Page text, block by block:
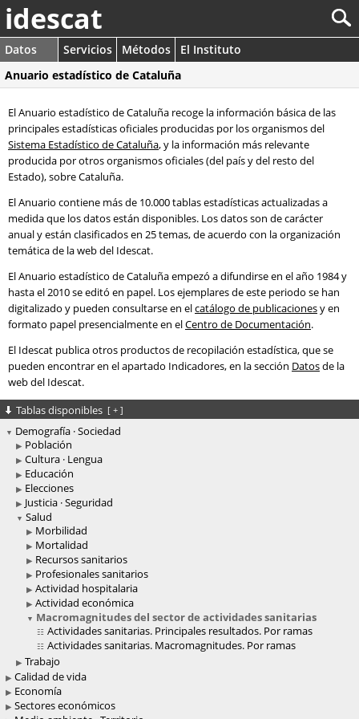
idescat
Datos Servicios Métodos
El Instituto
Anuario estadístico de Cataluña
El Anuario estadístico de Cataluña recoge la información básica de las
principales estadísticas oficiales producidas por los organismos del
Sistema Estadístico de Cataluña, y la información más relevante
producida por otros organismos oficiales (del país y del resto del
Estado), sobre Cataluña.
El Anuario contiene más de 10.000 tablas estadísticas actualizadas a
medida que los datos están disponibles. Los datos son de carácter
anual y están clasificados en 25 temas, de acuerdo con la organización
temática de la web del Idescat.
El Anuario estadístico de Cataluña empezó a difundirse en el año 1984 y
hasta el 2010 se editó en papel. Los ejemplares de este periodo se han
digitalizado y pueden consultarse en elcatálogo de publicacionesy en
formato papel presencialmente en elCentro de Documentación.
El Idescat publica otros productos de recopilación estadística, que se
pueden encontrar en el apartado Indicadores, en la sección Datosde la
web del Idescat.
Tablas disponibles [ + ]
Demografía · Sociedad
Población
Cultura · Lengua
Educación
Elecciones
Justicia · Seguridad
Salud
Morbilidad
Mortalidad
Recursos sanitarios
Profesionales sanitarios
Actividad hospitalaria
Actividad económica
Macromagnitudes del sector de actividades sanitarias
Actividades sanitarias. Principales resultados. Por ramas
Actividades sanitarias. Macromagnitudes. Por ramas
Trabajo
Calidad de vida
Economía
Sectores económicos